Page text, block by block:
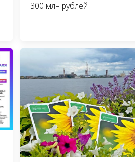
300 млн рублей